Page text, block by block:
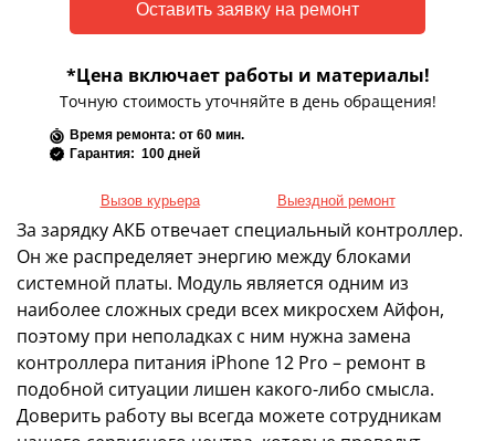
*Цена включает работы и материалы!
Точную стоимость уточняйте в день обращения!
Время ремонта: от 60 мин.
Гарантия: 100 дней
Вызов курьера Выездной ремонт
За зарядку АКБ отвечает специальный контроллер.
Он же распределяет энергию между блоками
системной платы. Модуль является одним из
наиболее сложных среди всех микросхем Айфон,
поэтому при неполадках с ним нужна замена
контроллера питания iPhone 12 Pro – ремонт в
подобной ситуации лишен какого-либо смысла.
Доверить работу вы всегда можете сотрудникам